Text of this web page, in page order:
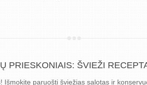
PRIESKONIAIS: ŠVIEŽI
paruošti šviežias salotas ir